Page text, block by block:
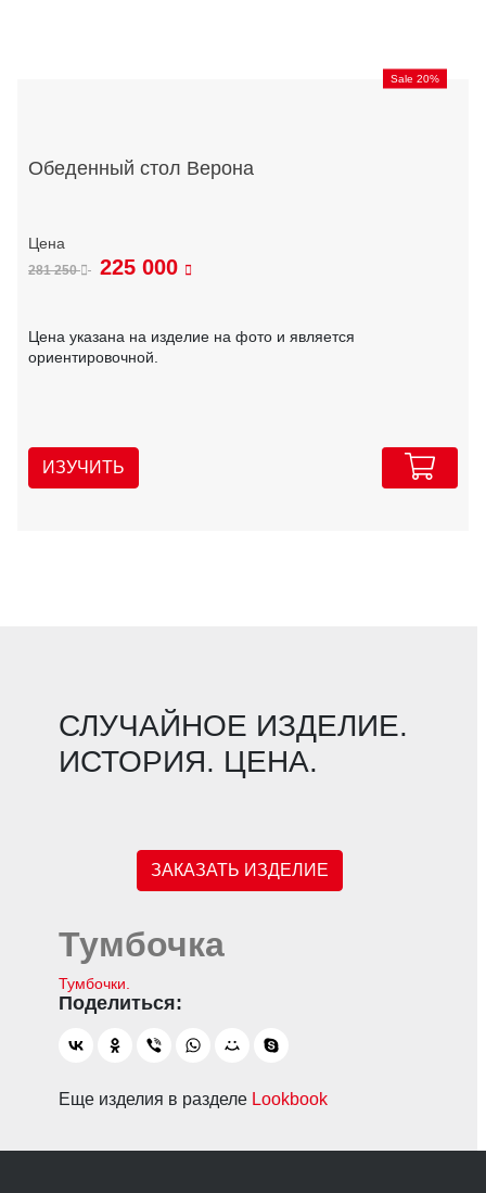
Sale 20%
Обеденный стол Верона
281 250 225 000
Цена указана на изделие на фото и является
ориентировочной.
ИЗУЧИТЬ
СЛУЧАЙНОЕ ИЗДЕЛИЕ.
ИСТОРИЯ. ЦЕНА.
ЗАКАЗАТЬ ИЗДЕЛИЕ
Тумбочка
Тумбочки.
Еще изделия в разделе Lookbook